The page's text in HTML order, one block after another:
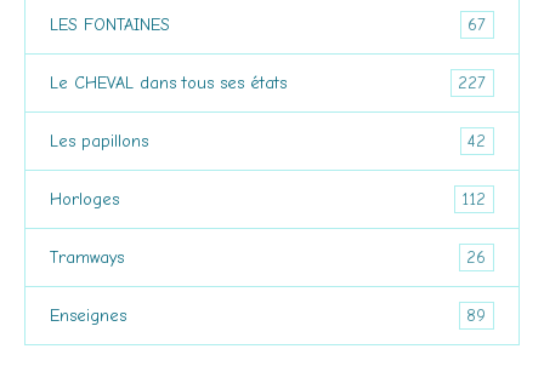
LES FONTAINES 67
Le CHEVAL dans tous ses états 227
Les papillons 42
Horloges 112
Tramways 26
Enseignes 89